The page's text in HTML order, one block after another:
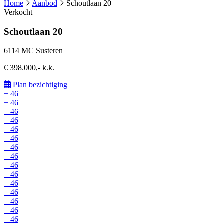
Home
Aanbod
Schoutlaan 20
Verkocht
Schoutlaan 20
6114 MC Susteren
€ 398.000,- k.k.
Plan bezichtiging
+ 46
+ 46
+ 46
+ 46
+ 46
+ 46
+ 46
+ 46
+ 46
+ 46
+ 46
+ 46
+ 46
+ 46
+ 46